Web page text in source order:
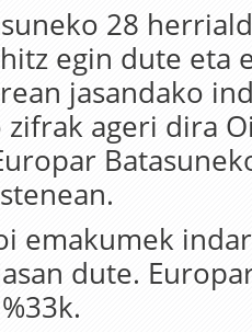
28
egin dute eta
jasandako
ageri dira
dute.